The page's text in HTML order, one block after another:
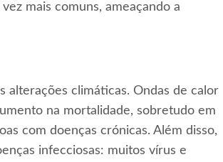
mais comuns, ameaçando a
alterações climáticas. Ondas de calor
na mortalidade, sobretudo em
com doenças crónicas. Além disso,
infecciosas: muitos vírus e